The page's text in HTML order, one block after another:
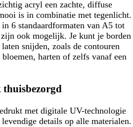
acryl een zachte, diffuse
is in combinatie met tegenlicht.
6 standaardformaten van A5 tot
ook mogelijk. Je kunt je borden
snijden, zoals de contouren
harten of zelfs vanaf een
met digitale UV-technologie
details op alle materialen.